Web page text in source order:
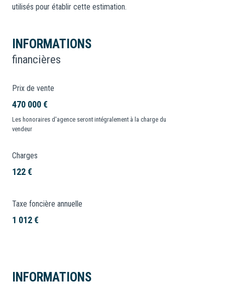
utilisés pour établir cette estimation.
INFORMATIONS
financières
Prix de vente
470 000 €
Les honoraires d'agence seront intégralement à la charge du
vendeur
Charges
122 €
Taxe foncière annuelle
1 012 €
INFORMATIONS